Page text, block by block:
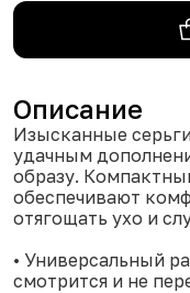
Описание
Изысканные
удачным
образу.
обеспечивают
отягощать ухо и
• Универсальный
смотрится и не